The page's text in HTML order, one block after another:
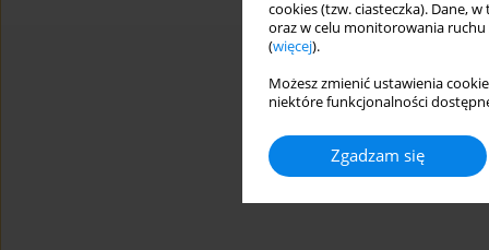
cookies (tzw. ciasteczka). Dane,
oraz w celu monitorowania ruchu
(więcej).
Możesz zmienić ustawienia
niektóre funkcjonalności
Zgadzam się